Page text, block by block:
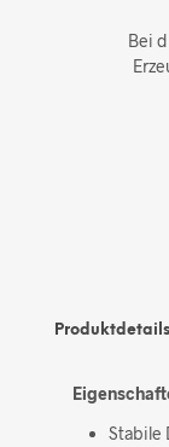
Bei
Produktdetails
Stabile